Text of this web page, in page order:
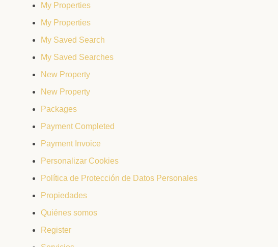
My Properties
My Properties
My Saved Search
My Saved Searches
New Property
New Property
Packages
Payment Completed
Payment Invoice
Personalizar Cookies
Política de Protección de Datos Personales
Propiedades
Quiénes somos
Register